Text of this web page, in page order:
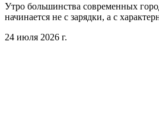
Утро большинства современных
начинается не с зарядки, а с
24 июля 2026 г.